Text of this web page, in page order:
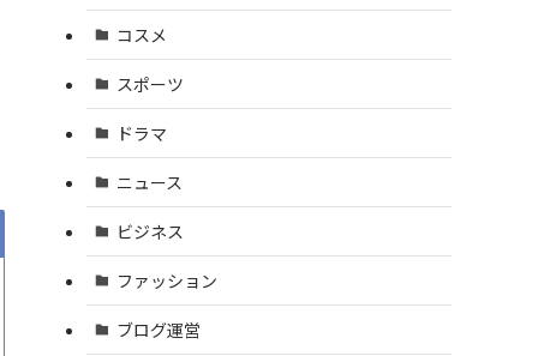
コスメ
スポーツ
ドラマ
ニュース
ビジネス
ファッション
ブログ運営